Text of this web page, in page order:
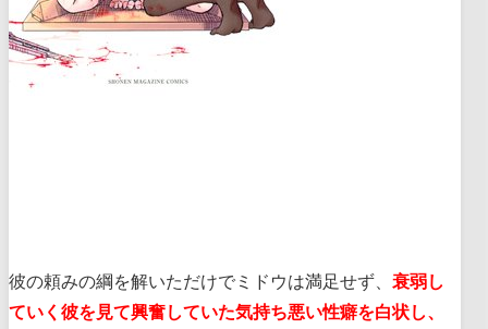
彼の頼みの綱を解いただけでミドウは満足せず、 衰弱し
ていく彼を見て興奮していた気持ち悪い性癖を白状し、